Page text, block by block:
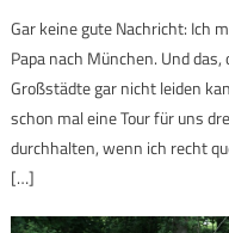
Gar keine gute Nachricht: Ich
Papa nach München. Und
Großstädte gar nicht leiden
schon mal eine Tour für uns
durchhalten, wenn ich recht
[…]